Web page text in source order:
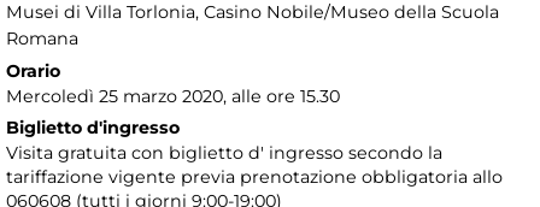
Musei di Villa Torlonia, Casino Nobile/Museo della Scuola
Romana
Orario
Mercoledì 25 marzo 2020, alle ore 15.30
Biglietto d'ingresso
Visita gratuita con biglietto d' ingresso secondo la
tariffazione vigente previa prenotazione obbligatoria allo
060608 (tutti i giorni 9:00-19:00)